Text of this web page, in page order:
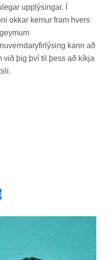
upp­lýs­ing­ar. Í
okk­ar kem­ur fram hvers
kann að
við þig því til þess að kíkja